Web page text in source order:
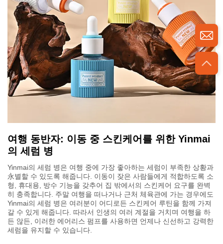
여행 동반자: 이동 중 스킨케어를 위한 Yinmai
의 세럼 병
Yinmai의 세럼 병은 여행 중에 가장 좋아하는 세럼이 부족한 상황과
永별할 수 있도록 해줍니다. 이동이 잦은 사람들에게 적합하도록 소
형, 휴대용, 방수 기능을 갖추어 집 밖에서의 스킨케어 요구를 완벽
히 충족합니다. 주말 여행을 떠나거나 근처 체육관에 가는 경우에도
Yinmai의 세럼 병은 여러분이 어디로든 스킨케어 루틴을 함께 가져
갈 수 있게 해줍니다. 따라서 인생의 여러 계절을 거치며 여행을 하
든 않든, 이러한 에어리스 펌프를 사용하면 언제나 신선하고 강력한
세럼을 유지할 수 있습니다.